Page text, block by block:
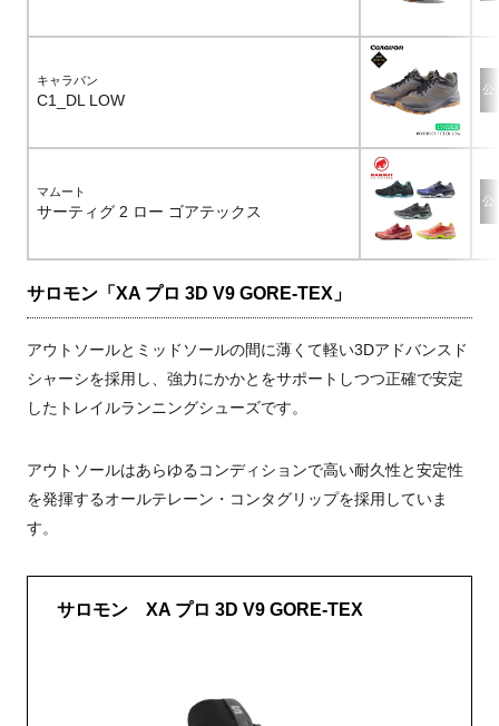
キャラバン
C1_DL LOW
公
マムート
サーティグ 2 ロー ゴアテックス
公
サロモン「XA プロ 3D V9 GORE-TEX」
アウトソールとミッドソールの間に薄くて軽い3Dアドバンスド
シャーシを採用し、強力にかかとをサポートしつつ正確で安定
したトレイルランニングシューズです。
アウトソールはあらゆるコンディションで高い耐久性と安定性
を発揮するオールテレーン・コンタグリップを採用していま
す。
サロモン XA プロ 3D V9 GORE-TEX